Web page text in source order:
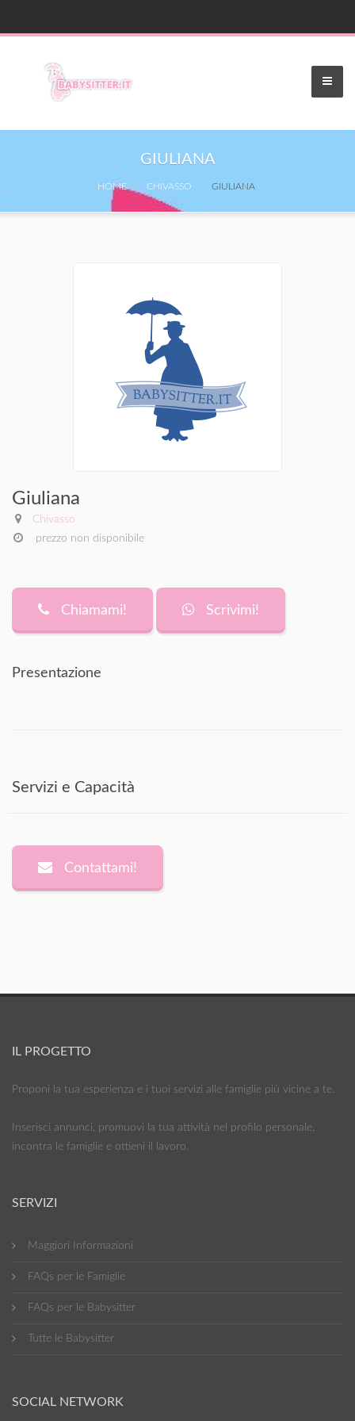
GIULIANA
HOME CHIVASSO GIULIANA
Giuliana
Chivasso
prezzo non disponibile
Chiamami! Scrivimi!
Presentazione
Servizi e Capacità
Contattami!
IL PROGETTO
Proponi la tua esperienza e i tuoi servizi alle famiglie più vicine a te.
Inserisci annunci, promuovi la tua attività nel profilo personale,
incontra le famiglie e ottieni il lavoro.
SERVIZI
Maggiori Informazioni
FAQs per le Famiglie
FAQs per le Babysitter
Tutte le Babysitter
SOCIAL NETWORK